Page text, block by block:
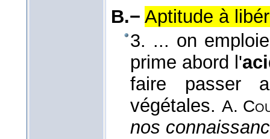
B.− Aptitude à
3. ... on
prime abord l'
faire passer
végétales. A.
nos